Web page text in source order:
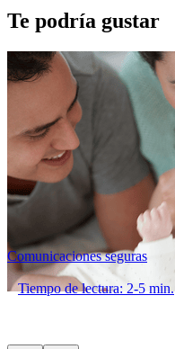
Te podría gustar
Comunicaciones seguras
Tiempo de lectura: 2-5 min.